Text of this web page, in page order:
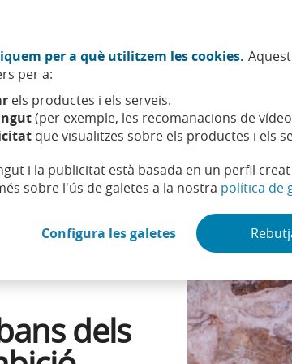
per a què utilitzem les cookies.
per a:
els productes i els serveis.
(per exemple, les recomanacions de
que visualitzes sobre els productes i els
i la publicitat està basada en un perfil
sobre l'ús de galetes a la nostra política de
Configura les galetes(Obre en finestra
Sobre nosaltres
Emprendre abans dels 30: talent i ambició
dels